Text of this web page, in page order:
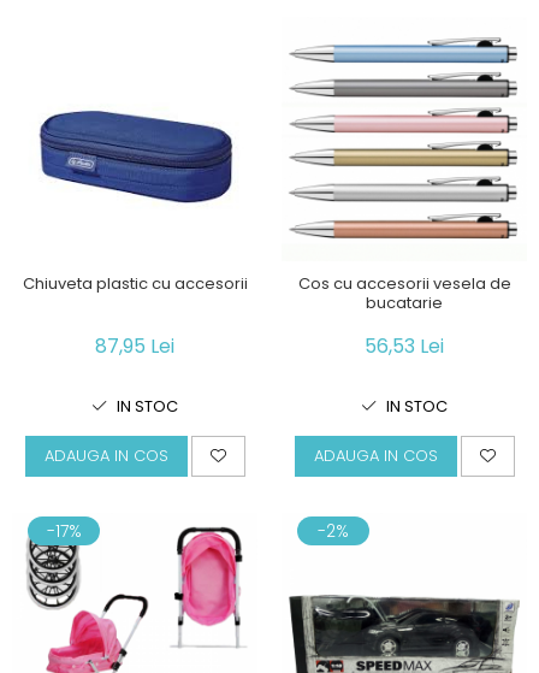
Chiuveta plastic cu accesorii
87,95 Lei
IN STOC
ADAUGA IN COS
Cos cu accesorii vesela de
bucatarie
56,53 Lei
IN STOC
ADAUGA IN COS
-17% -2%